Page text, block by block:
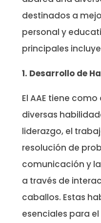
destinados a
personal y
principales
1. Desarrollo de
El AAE tiene
diversas
liderazgo, el
resolución de
comunicación y
a través de
caballos. Estas
esenciales para